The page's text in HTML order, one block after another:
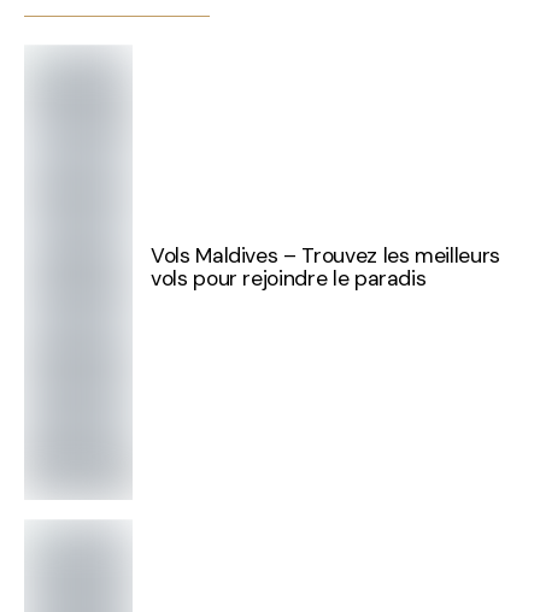
Vols Maldives – Trouvez les meilleurs
vols pour rejoindre le paradis